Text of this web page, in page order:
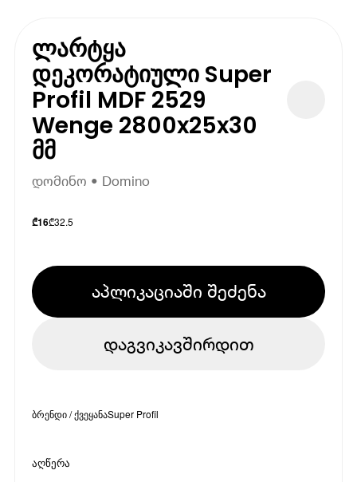
ლარტყა
დეკორატიული Super
Profil MDF 2529
Wenge 2800x25x30
მმ
დომინო • Domino
₾16₾32.5
აპლიკაციაში შეძენა
დაგვიკავშირდით
ბრენდი / ქვეყანაSuper Profil
აღწერა